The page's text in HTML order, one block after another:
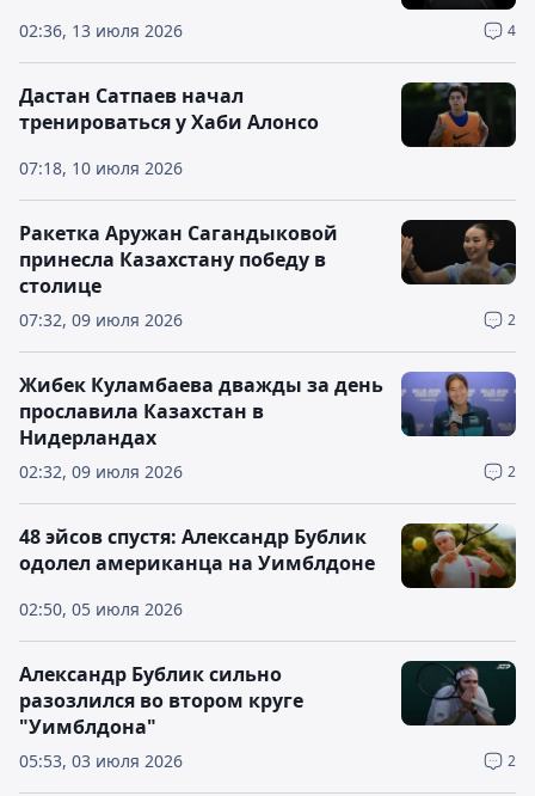
02:36, 13 июля 2026 4
07:18, 10 июля 2026
Дастан Сатпаев начал
тренироваться у Хаби Алонсо
07:32, 09 июля 2026 2
Ракетка Аружан Сагандыковой
принесла Казахстану победу в
столице
02:32, 09 июля 2026 2
Жибек Куламбаева дважды за день
прославила Казахстан в
Нидерландах
02:50, 05 июля 2026
48 эйсов спустя: Александр Бублик
одолел американца на Уимблдоне
05:53, 03 июля 2026 2
Александр Бублик сильно
разозлился во втором круге
"Уимблдона"